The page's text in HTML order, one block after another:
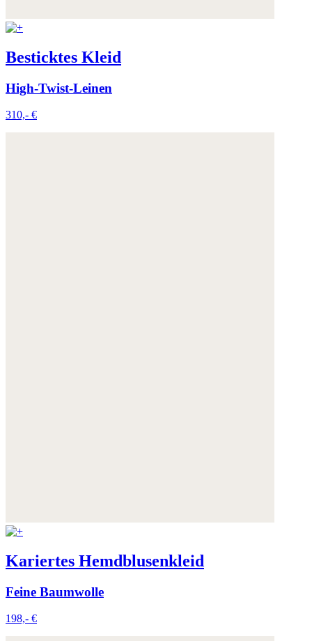
Besticktes Kleid
High-Twist-Leinen
310,- €
Kariertes Hemdblusenkleid
Feine Baumwolle
198,- €